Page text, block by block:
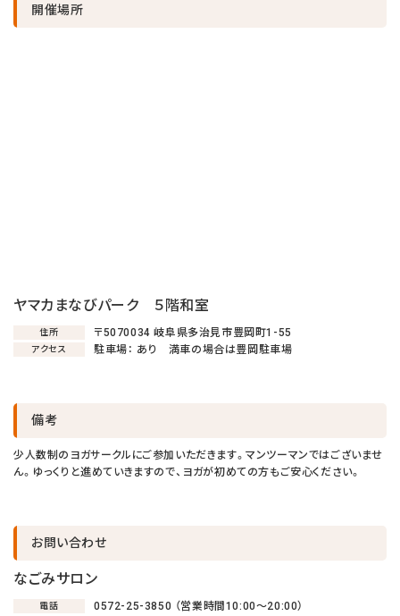
開催場所
ヤマカまなびパーク ５階和室
住所 〒5070034 岐阜県多治見市豊岡町1-55
アクセス 駐車場： あり 満車の場合は豊岡駐車場
備考
少人数制のヨガサークルにご参加いただきます。マンツーマンではございませ
ん。ゆっくりと進めていきますので、ヨガが初めての方もご安心ください。
お問い合わせ
なごみサロン
電話 0572-25-3850 （営業時間10:00〜20:00）